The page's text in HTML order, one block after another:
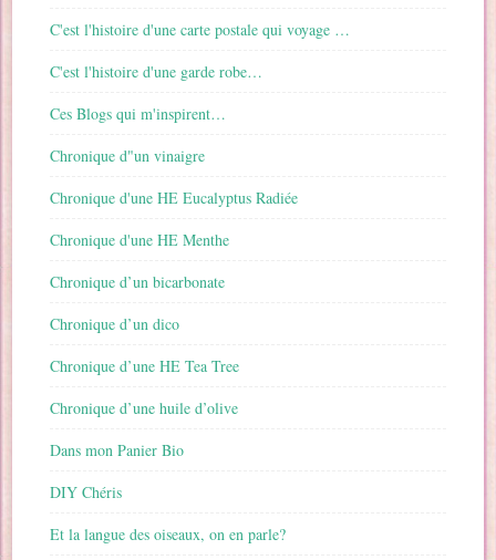
C'est l'histoire d'une carte postale qui voyage …
C'est l'histoire d'une garde robe…
Ces Blogs qui m'inspirent…
Chronique d"un vinaigre
Chronique d'une HE Eucalyptus Radiée
Chronique d'une HE Menthe
Chronique d’un bicarbonate
Chronique d’un dico
Chronique d’une HE Tea Tree
Chronique d’une huile d’olive
Dans mon Panier Bio
DIY Chéris
Et la langue des oiseaux, on en parle?